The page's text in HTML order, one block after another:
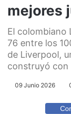
mejores
El colombiano
76 entre los
de Liverpool,
construyó con
09 Junio 2026